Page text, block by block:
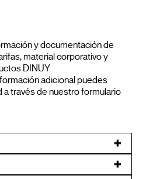
y documentación de
material corporativo y
DINUY.
adicional puedes
a través de nuestro formulario